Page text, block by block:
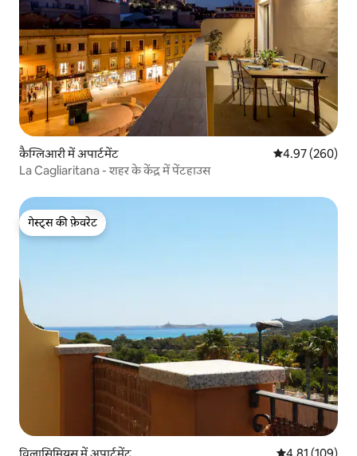
कैग्लिआरी में अपार्टमेंट औसत रेटिंग 5 में से
4.97 (260)
La Cagliaritana - शहर के केंद्र में पेंटहाउस
गेस्ट्स की फ़ेवरेट
गेस्ट्स की फ़ेवरेट